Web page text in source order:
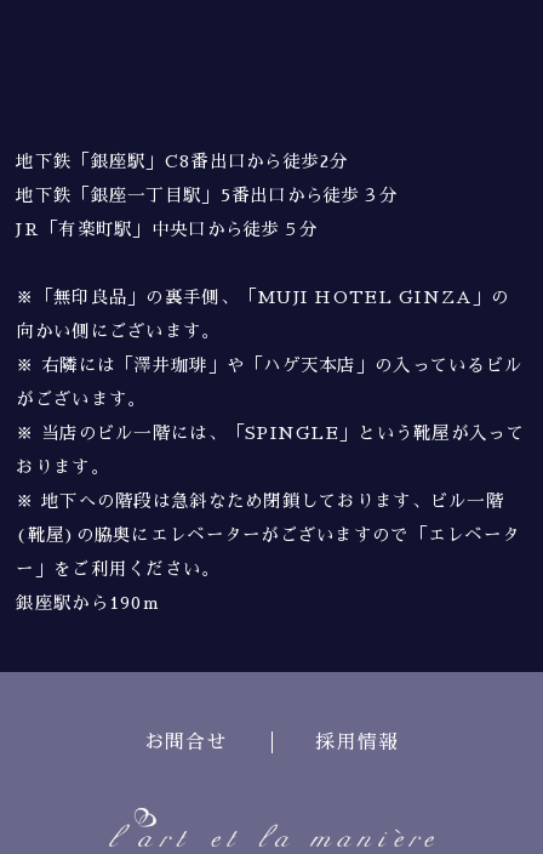
地下鉄「銀座駅」C8番出口から徒歩2分
地下鉄「銀座一丁目駅」5番出口から徒歩３分
JR「有楽町駅」中央口から徒歩５分
※「無印良品」の裏手側、「MUJI HOTEL GINZA」の
向かい側にございます。
※ 右隣には「澤井珈琲」や「ハゲ天本店」の入っているビル
がございます。
※ 当店のビル一階には、「SPINGLE」という靴屋が入って
おります。
※ 地下への階段は急斜なため閉鎖しております、ビル一階
(靴屋)の脇奥にエレベーターがございますので「エレベータ
ー」をご利用ください。
銀座駅から190m
お問合せ 採用情報